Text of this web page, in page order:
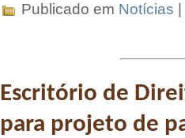
Publicado em Notícias
Escritório de
para projeto de